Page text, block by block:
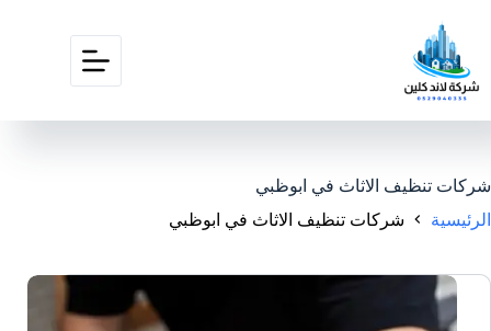
شركات تنظيف الاثاث في ابوظبي
الرئيسية
شركات تنظيف الاثاث في ابوظبي